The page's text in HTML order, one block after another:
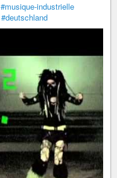
#musique-industrielle
#deutschland